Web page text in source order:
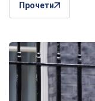
Прочети